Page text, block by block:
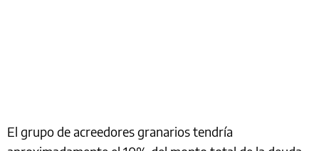
El grupo de acreedores granarios tendría